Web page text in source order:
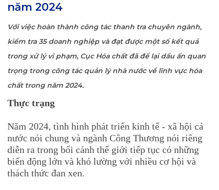
năm 2024
Với việc hoàn thành công tác thanh tra chuyên ngành,
kiểm tra 35 doanh nghiệp và đạt được một số kết quả
trong xử lý vi phạm, Cục Hóa chất đã để lại dấu ấn quan
trọng trong công tác quản lý nhà nước về lĩnh vực hóa
chất trong năm 2024.
Thực trạng
Năm 2024, tình hình phát triển kinh tế - xã hội cả
nước nói chung và ngành Công Thương nói riêng
diễn ra trong bối cảnh thế giới tiếp tục có những
biến động lớn và khó lường với nhiều cơ hội và
thách thức đan xen.